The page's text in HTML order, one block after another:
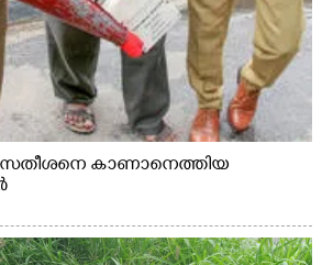
കാണാനെത്തിയ